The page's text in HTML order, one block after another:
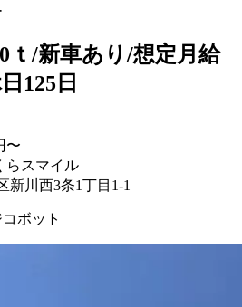
ｔ/新車あり/想定月給
125日
〜
らスマイル
新川西3条1丁目1-1
ボット